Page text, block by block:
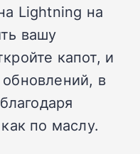
Lightning на
вашу
капот, и
в
по маслу.